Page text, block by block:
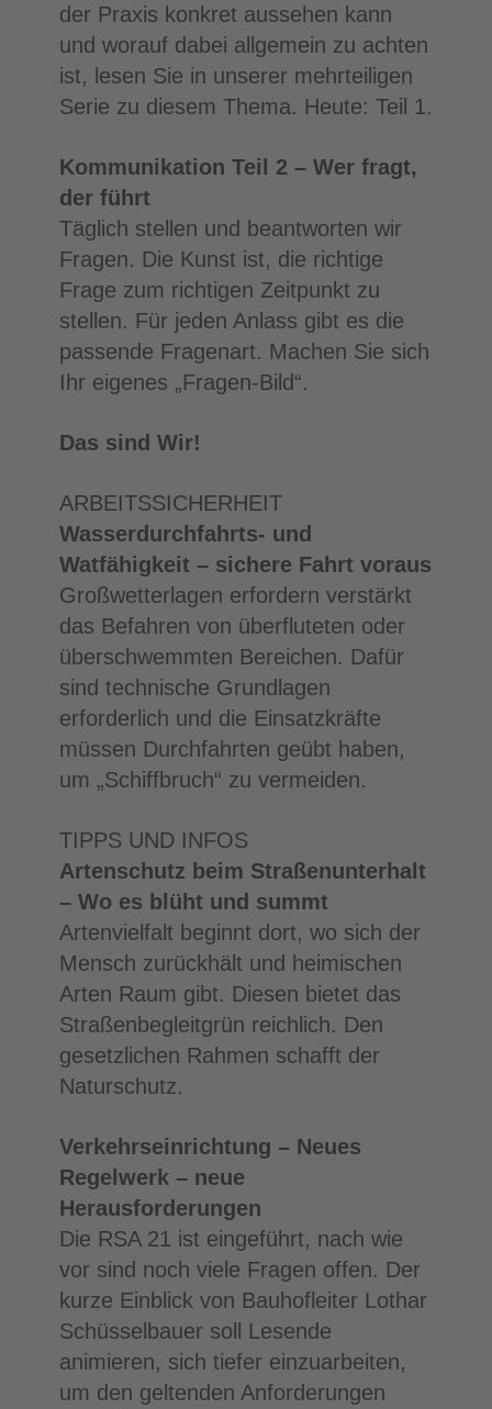
der Praxis konkret aussehen kann
und worauf dabei allgemein zu achten
ist, lesen Sie in unserer mehrteiligen
Serie zu diesem Thema. Heute: Teil 1.
Kommunikation Teil 2 – Wer fragt,
der führt
Täglich stellen und beantworten wir
Fragen. Die Kunst ist, die richtige
Frage zum richtigen Zeitpunkt zu
stellen. Für jeden Anlass gibt es die
passende Fragenart. Machen Sie sich
Ihr eigenes „Fragen-Bild“.
Das sind Wir!
ARBEITSSICHERHEIT
Wasserdurchfahrts- und
Watfähigkeit – sichere Fahrt voraus
Großwetterlagen erfordern verstärkt
das Befahren von überfluteten oder
überschwemmten Bereichen. Dafür
sind technische Grundlagen
erforderlich und die Einsatzkräfte
müssen Durchfahrten geübt haben,
um „Schiffbruch“ zu vermeiden.
TIPPS UND INFOS
Artenschutz beim Straßenunterhalt
– Wo es blüht und summt
Artenvielfalt beginnt dort, wo sich der
Mensch zurückhält und heimischen
Arten Raum gibt. Diesen bietet das
Straßenbegleitgrün reichlich. Den
gesetzlichen Rahmen schafft der
Naturschutz.
Verkehrseinrichtung – Neues
Regelwerk – neue
Herausforderungen
Die RSA 21 ist eingeführt, nach wie
vor sind noch viele Fragen offen. Der
kurze Einblick von Bauhofleiter Lothar
Schüsselbauer soll Lesende
animieren, sich tiefer einzuarbeiten,
um den geltenden Anforderungen